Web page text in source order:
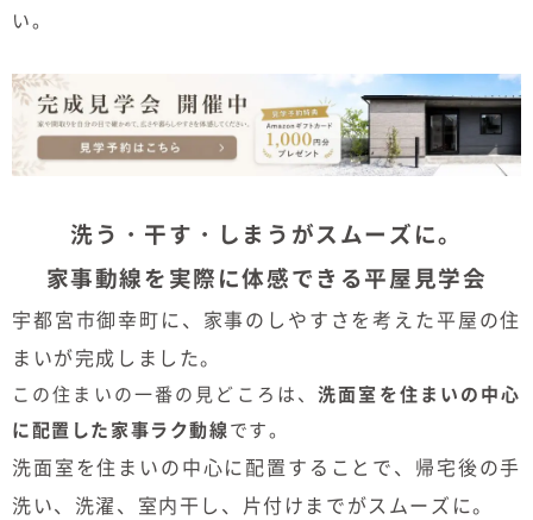
い。
洗う・干す・しまうがスムーズに。
家事動線を実際に体感できる平屋見学会
宇都宮市御幸町に、家事のしやすさを考えた平屋の住
まいが完成しました。
この住まいの一番の見どころは、洗面室を住まいの中心
に配置した家事ラク動線です。
洗面室を住まいの中心に配置することで、帰宅後の手
洗い、洗濯、室内干し、片付けまでがスムーズに。